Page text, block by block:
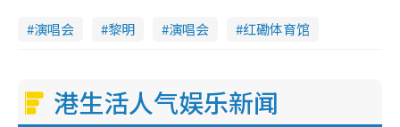
演唱会 黎明 演唱会 红磡体育馆
港生活人气娱乐新闻